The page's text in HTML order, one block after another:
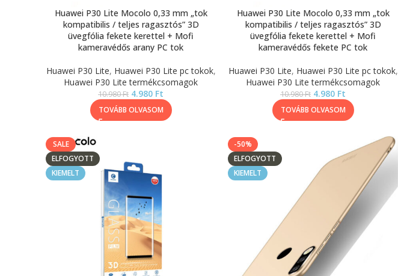
Huawei P30 Lite Mocolo 0,33 mm „tok
kompatibilis / teljes ragasztós” 3D
üvegfólia fekete kerettel + Mofi
kameravédős arany PC tok
Huawei P30 Lite, Huawei P30 Lite pc tokok,
Huawei P30 Lite termékcsomagok
10.980Ft 4.980 Ft
TOVÁBB OLVASOM
Huawei P30 Lite Mocolo 0,33 mm „tok
kompatibilis / teljes ragasztós” 3D
üvegfólia fekete kerettel + Mofi
kameravédős fekete PC tok
Huawei P30 Lite, Huawei P30 Lite pc tokok,
Huawei P30 Lite termékcsomagok
10.980Ft 4.980 Ft
TOVÁBB OLVASOM
SALE
ELFOGYOTT
KIEMELT
-50%
ELFOGYOTT
KIEMELT